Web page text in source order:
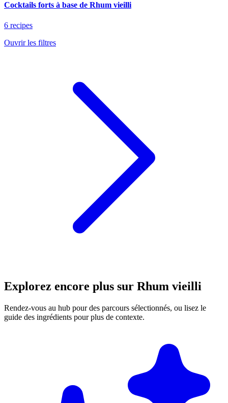
Cocktails forts à base de Rhum vieilli
6 recipes
Ouvrir les filtres
Explorez encore plus sur Rhum vieilli
Rendez-vous au hub pour des parcours sélectionnés, ou lisez le
guide des ingrédients pour plus de contexte.